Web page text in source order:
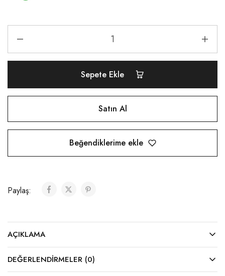
Sepete Ekle
Satın Al
Beğendiklerime ekle
Paylaş:
AÇIKLAMA
DEĞERLENDIRMELER (0)